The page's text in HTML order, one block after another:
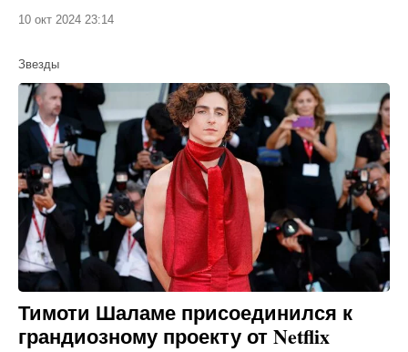
10 окт 2024 23:14
Звезды
Тимоти Шаламе присоединился к
грандиозному проекту от Netflix